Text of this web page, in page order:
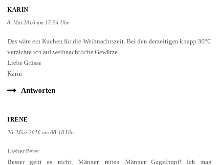
KARIN
8. Mai 2016 um 17:54 Uhr
Das wäre ein Kuchen für die Weihnachtszeit. Bei den derzeitigen knapp 30°C
verzichte ich auf weihnachtliche Gewürze.
Liebe Grüsse
Karin
Antworten
IRENE
26. März 2016 um 08:18 Uhr
Lieber Peter
Besser geht es nicht, Männer retten Männer Gugelhopf! Ich mag